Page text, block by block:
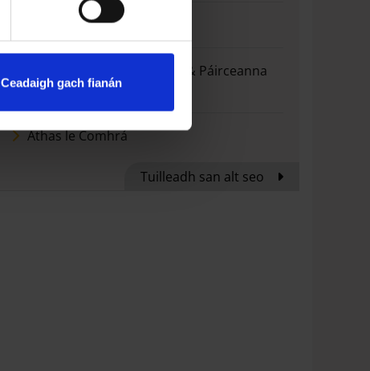
Ceadaigh gach fianán
Tuilleadh san alt seo
#OpenLunch
Conairí Siúlóide Rochtana & Páirceanna
Ceannphointí
Áthas le Comhrá